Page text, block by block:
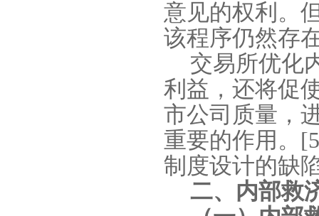
意见的权利。
该程序仍然存
交易所优化
利益，还将促
市公司质量，
重要的作用。
制度设计的缺
二、内部救